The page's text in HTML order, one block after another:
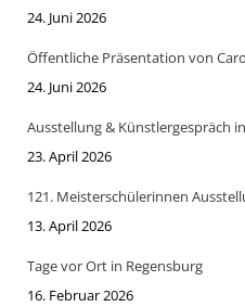
24. Juni 2026
Öffentliche Präsentation von
24. Juni 2026
Ausstellung & Künstlergespräch
23. April 2026
121. Meisterschülerinnen
13. April 2026
Tage vor Ort in Regensburg
16. Februar 2026